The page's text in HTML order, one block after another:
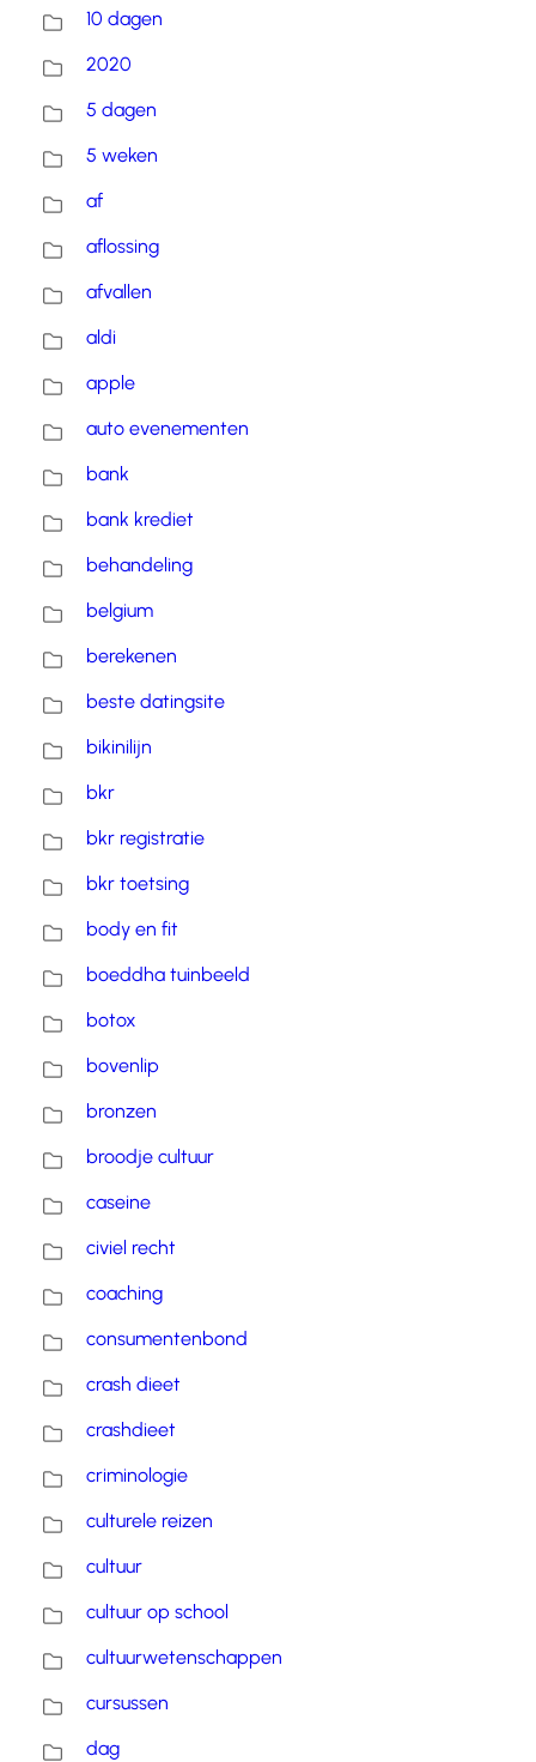
10 dagen
2020
5 dagen
5 weken
af
aflossing
afvallen
aldi
apple
auto evenementen
bank
bank krediet
behandeling
belgium
berekenen
beste datingsite
bikinilijn
bkr
bkr registratie
bkr toetsing
body en fit
boeddha tuinbeeld
botox
bovenlip
bronzen
broodje cultuur
caseine
civiel recht
coaching
consumentenbond
crash dieet
crashdieet
criminologie
culturele reizen
cultuur
cultuur op school
cultuurwetenschappen
cursussen
dag